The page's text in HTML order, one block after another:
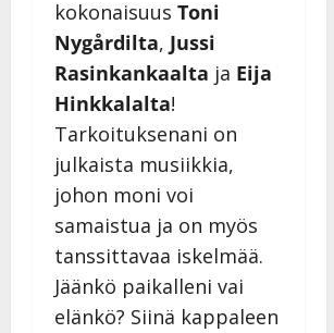
kokonaisuus Toni
Nygårdilta, Jussi
Rasinkankaalta ja Eija
Hinkkalalta!
Tarkoituksenani on
julkaista musiikkia,
johon moni voi
samaistua ja on myös
tanssittavaa iskelmää.
Jäänkö paikalleni vai
elänkö? Siinä kappaleen